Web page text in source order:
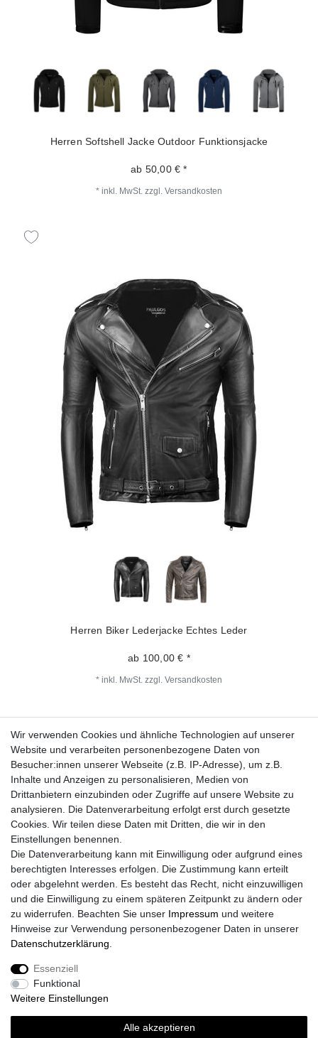
Herren Softshell Jacke Outdoor Funktionsjacke
ab 50,00 € *
* inkl. MwSt. zzgl. Versandkosten
Herren Biker Lederjacke Echtes Leder
ab 100,00 € *
* inkl. MwSt. zzgl. Versandkosten
Fragen zur Bestellung?
Zahlungsarten
Versand
Vorteile
Impressum
Wir verwenden Cookies und ähnliche Technologien auf unserer
Website und verarbeiten personenbezogene Daten von
Besucher:innen unserer Webseite (z.B. IP-Adresse), um z.B.
Inhalte und Anzeigen zu personalisieren, Medien von
Drittanbietern einzubinden oder Zugriffe auf unsere Website zu
analysieren. Die Datenverarbeitung erfolgt erst durch gesetzte
Cookies. Wir teilen diese Daten mit Dritten, die wir in den
Einstellungen benennen.
Die Datenverarbeitung kann mit Einwilligung oder aufgrund eines
berechtigten Interesses erfolgen. Die Zustimmung kann erteilt
oder abgelehnt werden. Es besteht das Recht, nicht einzuwilligen
und die Einwilligung zu einem späteren Zeitpunkt zu ändern oder
zu widerrufen. Beachten Sie unser Impressum und weitere
Hinweise zur Verwendung personenbezogener Daten in unserer
Daten­schutz­erklärung
Essenziell
Funktional
Weitere Einstellungen
Alle akzeptieren